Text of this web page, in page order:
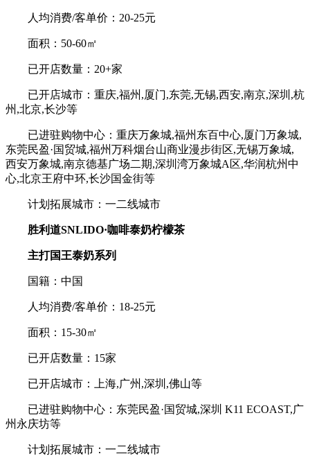
人均消费/客单价：20-25元
面积：50-60㎡
已开店数量：20+家
已开店城市：重庆,福州,厦门,东莞,无锡,西安,南京,深圳,杭
州,北京,长沙等
已进驻购物中心：重庆万象城,福州东百中心,厦门万象城,
东莞民盈·国贸城,福州万科烟台山商业漫步街区,无锡万象城,
西安万象城,南京德基广场二期,深圳湾万象城A区,华润杭州中
心,北京王府中环,长沙国金街等
计划拓展城市：一二线城市
胜利道SNLIDO·咖啡泰奶柠檬茶
主打国王泰奶系列
国籍：中国
人均消费/客单价：18-25元
面积：15-30㎡
已开店数量：15家
已开店城市：上海,广州,深圳,佛山等
已进驻购物中心：东莞民盈·国贸城,深圳 K11 ECOAST,广
州永庆坊等
计划拓展城市：一二线城市